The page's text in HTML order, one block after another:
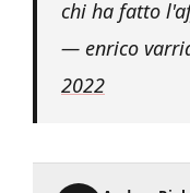
chi ha fatto
— enrico
2022